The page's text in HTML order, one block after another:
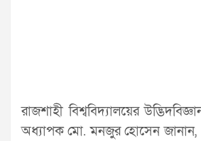
রাজশাহী বিশ্ববিদ্যালয়ের
অধ্যাপক মো. মনজুর হোসেন